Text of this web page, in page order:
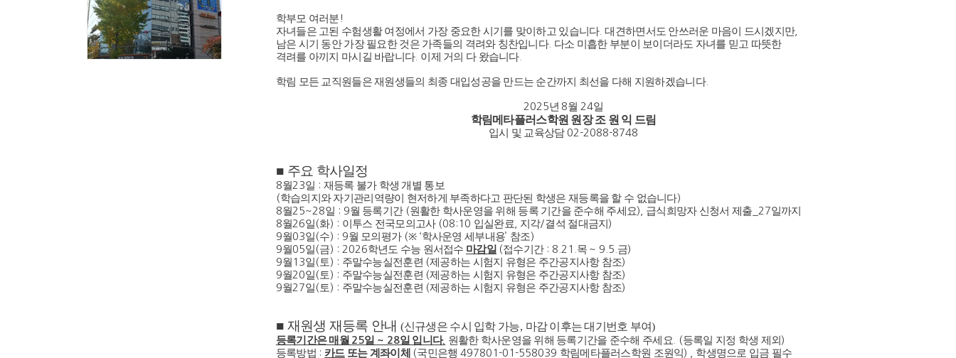
학부모 여러분 !
자녀들은 고된 수험생활 여정에서 가장 중요한 시기를 맞이하고 있습니다.대견하면서도 안쓰러운 마음이 드시겠지만,
남은 시기 동안 가장 필요한 것은 가족들의 격려와 칭찬입니다. 다소 미흡한 부분이 보이더라도 자녀를 믿고 따뜻한
격려를 아끼지 마시길 바랍니다. 이제 거의 다 왔습니다.
학림 모든 교직원들은 재원생들의 최종 대입성공을 만드는 순간까지 최선을 다해 지원하겠습니다.
2025년 8월 24일
학림메타플러스학원 원장 조 원 익 드림
입시 및 교육상담 02-2088-8748
■ 주요 학사일정
8월23일 : 재등록 불가 학생 개별 통보
(학습의지와 자기관리역량이 현저하게 부족하다고 판단된 학생은 재등록을 할 수 없습니다)
8월25~28일 : 9월 등록기간 (원활한 학사운영을 위해 등록 기간을 준수해 주세요), 급식희망자 신청서 제출 _27일까지
8월26일 (화) : 이투스 전국모의고사 (08:10 입실완료 지각/결석 절대금지 )
9월03일 (수) : 9월 모의평가 (※ ‘학사운영 세부내용’ 참조)
9월05일 (금) : 2026학년도 수능 원서접수 마감일 (접수기간 : 8.21. 목 ~ 9.5. 금)
9월 13일 ( 토 ) : 주말수능실전훈련 (제공하는 시험지 유형은 주간공지사항 참조)
9월20일 ( 토 ) : 주말수능실전훈련 (제공하는 시험지 유형은 주간공지사항 참조)
9월27일 ( 토 ) : 주말수능실전훈련 (제공하는 시험지 유형은 주간공지사항 참조)
■ 재원생 재등록 안내 (신규생은 수시 입학 가능, 마감 이후는 대기번호 부여)
등록기간은 매월 25일 ~ 28일 입니다. 원활한 학사운영을 위해 등록기간을 준수해 주세요 . (등록일 지정 학생 제외 )
등록방법 : 카드 또는 계좌이체 (국민은행 497801-01-558039 학림메타플러스학원 조원익) , 학생명으로 입금 필수